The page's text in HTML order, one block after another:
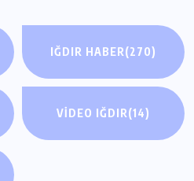
IĞDIR HABER(270)
VIDEO IĞDIR(14)